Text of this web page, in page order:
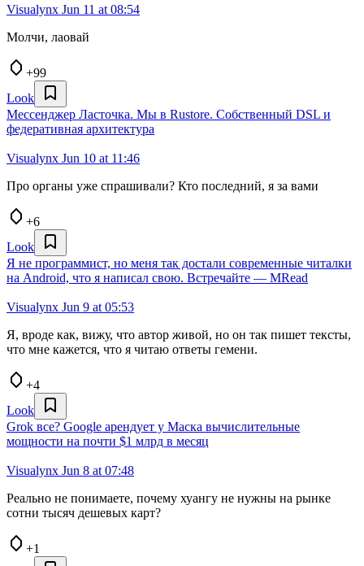
Visualynx Jun 11 at 08:54
Молчи, лаовай
+99
Look
Мессенджер Ласточка. Мы в Rustore. Cобственный DSL и
федеративная архитектура
Visualynx Jun 10 at 11:46
Про органы уже спрашивали? Кто последний, я за вами
+6
Look
Я не программист, но меня так достали современные читалки
на Android, что я написал свою. Встречайте — MRead
Visualynx Jun 9 at 05:53
Я, вроде как, вижу, что автор живой, но он так пишет тексты,
что мне кажется, что я читаю ответы гемени.
+4
Look
Grok все? Google арендует у Маска вычислительные
мощности на почти $1 млрд в месяц
Visualynx Jun 8 at 07:48
Реально не понимаете, почему хуангу не нужны на рынке
сотни тысяч дешевых карт?
+1